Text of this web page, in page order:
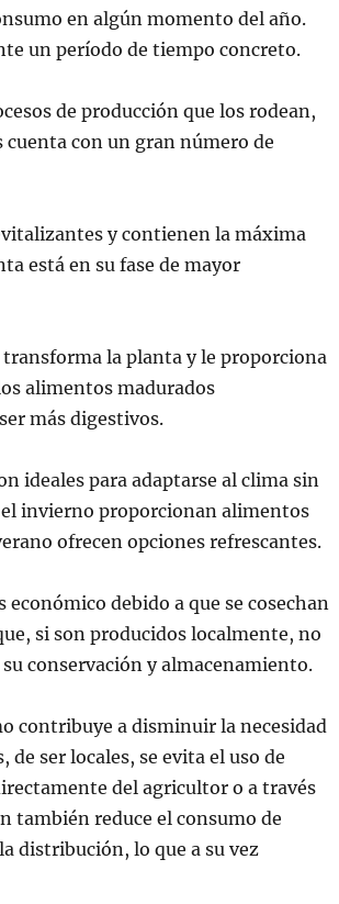
en algún momento del año.
un período de tiempo concreto.
de producción que los rodean,
con un gran número de
y contienen la máxima
está en su fase de mayor
la planta y le proporciona
alimentos madurados
más digestivos.
ideales para adaptarse al clima sin
invierno proporcionan alimentos
ofrecen opciones refrescantes.
debido a que se cosechan
si son producidos localmente, no
conservación y almacenamiento.
contribuye a disminuir la necesidad
ser locales, se evita el uso de
del agricultor o a través
también reduce el consumo de
distribución, lo que a su vez